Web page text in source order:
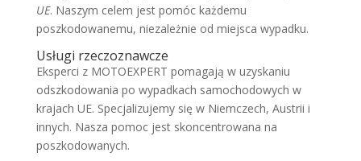
UE. Naszym celem jest pomóc każdemu
poszkodowanemu, niezależnie od miejsca wypadku.
Usługi rzeczoznawcze
Eksperci z MOTOEXPERT pomagają w uzyskaniu
odszkodowania po wypadkach samochodowych w
krajach UE. Specjalizujemy się w Niemczech, Austrii i
innych. Nasza pomoc jest skoncentrowana na
poszkodowanych.